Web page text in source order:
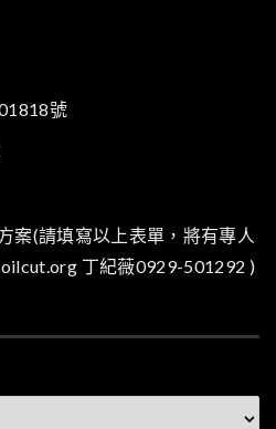
號
案(請填寫以上表單，將有專人
丁紀薇0929-501292 )